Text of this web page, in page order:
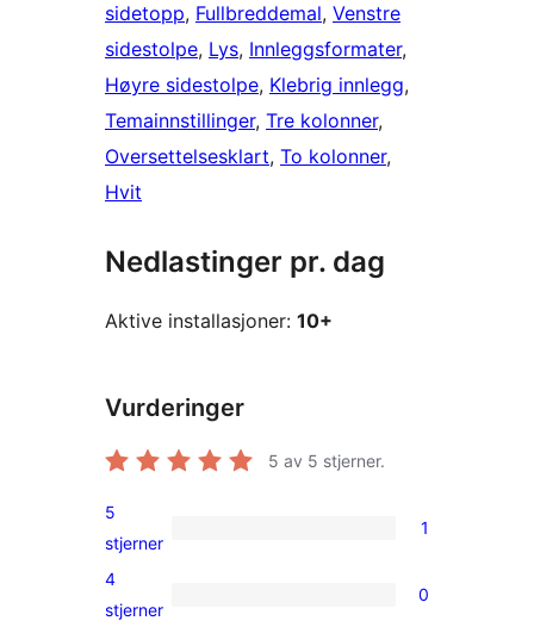
sidetopp, Fullbreddemal, Venstre
sidestolpe, Lys, Innleggsformater
Høyre sidestolpe, Klebrig innlegg
Temainnstillinger, Tre kolonner
Oversettelsesklart, To kolonner
Hvit
Nedlastinger pr. dag
Aktive installasjoner: 10+
Vurderinger
5 av 5 stjerner.
1
5-
star
5
stjerner
1
0
4
stjerner
0